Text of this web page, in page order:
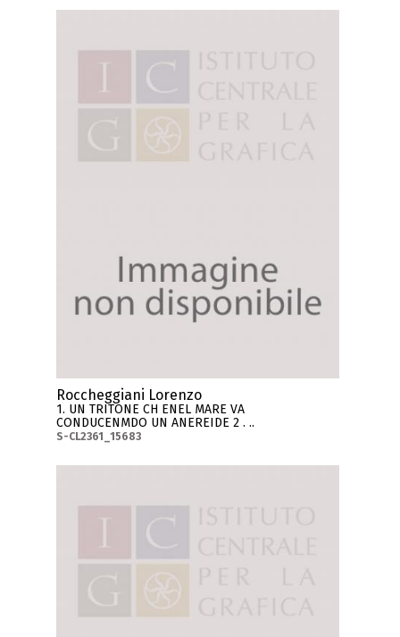
Roccheggiani Lorenzo
1. UN TRITONE CH ENEL MARE VA
CONDUCENMDO UN ANEREIDE 2 . ..
S-CL2361_15683